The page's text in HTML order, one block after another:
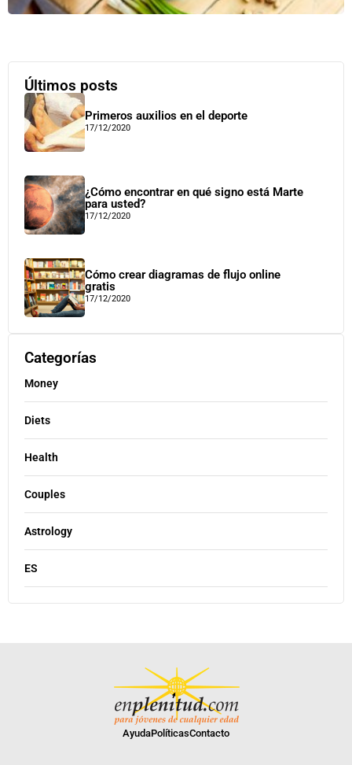
Últimos posts
Primeros auxilios en el deporte
17/12/2020
¿Cómo encontrar en qué signo está Marte
para usted?
17/12/2020
Cómo crear diagramas de flujo online
gratis
17/12/2020
Categorías
Money
Diets
Health
Couples
Astrology
ES
AyudaPolíticasContacto